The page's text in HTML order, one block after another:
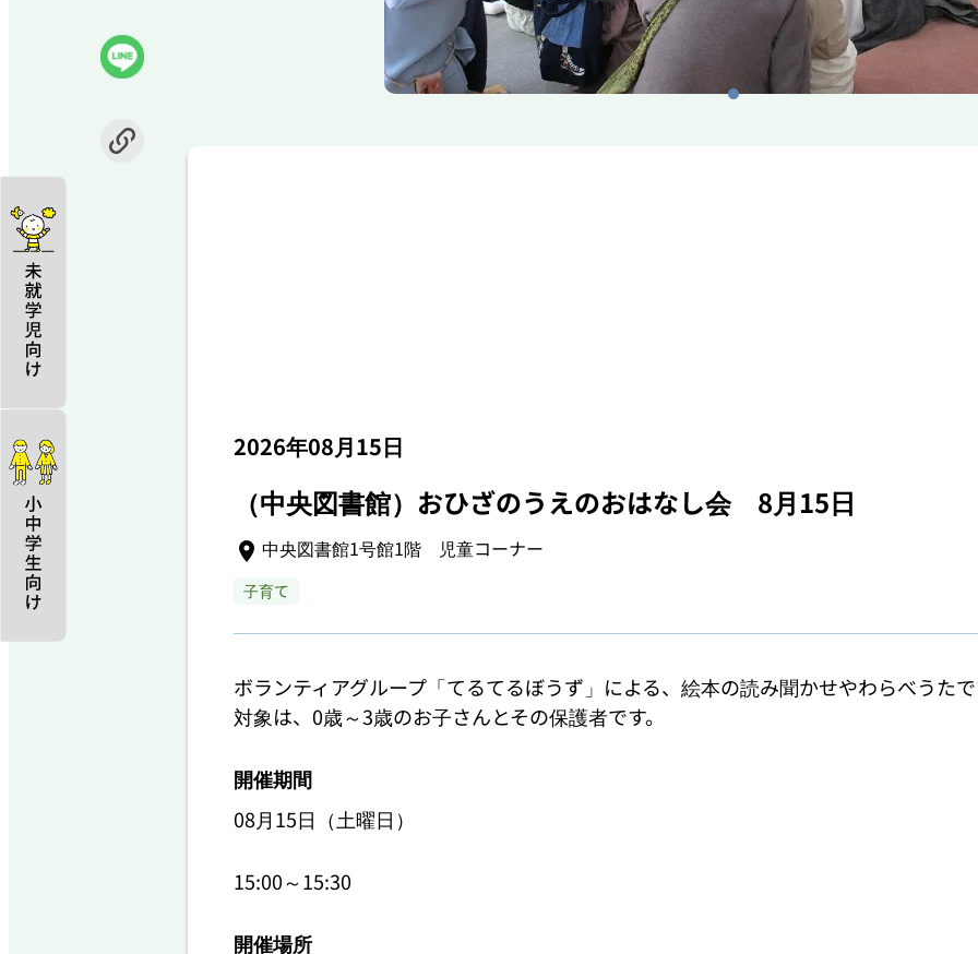
2026年08月15日
（中央図書館）おひざのうえのおはなし会 8月15日
中央図書館1号館1階 児童コーナー
子育て
ボランティアグループ「てるてるぼうず」による、絵本の読み聞かせやわらべうた
対象は、0歳～3歳のお子さんとその保護者です。
開催期間
08月15日（土曜日）
15:00～15:30
開催場所